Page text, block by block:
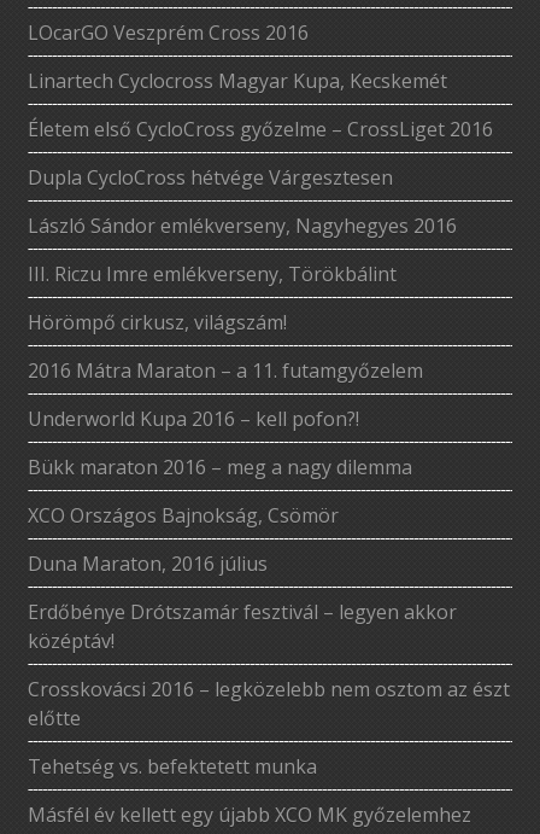
LOcarGO Veszprém Cross 2016
Linartech Cyclocross Magyar Kupa, Kecskemét
Életem első CycloCross győzelme – CrossLiget 2016
Dupla CycloCross hétvége Várgesztesen
László Sándor emlékverseny, Nagyhegyes 2016
III. Riczu Imre emlékverseny, Törökbálint
Hörömpő cirkusz, világszám!
2016 Mátra Maraton – a 11. futamgyőzelem
Underworld Kupa 2016 – kell pofon?!
Bükk maraton 2016 – meg a nagy dilemma
XCO Országos Bajnokság, Csömör
Duna Maraton, 2016 július
Erdőbénye Drótszamár fesztivál – legyen akkor
középtáv!
Crosskovácsi 2016 – legközelebb nem osztom az észt
előtte
Tehetség vs. befektetett munka
Másfél év kellett egy újabb XCO MK győzelemhez